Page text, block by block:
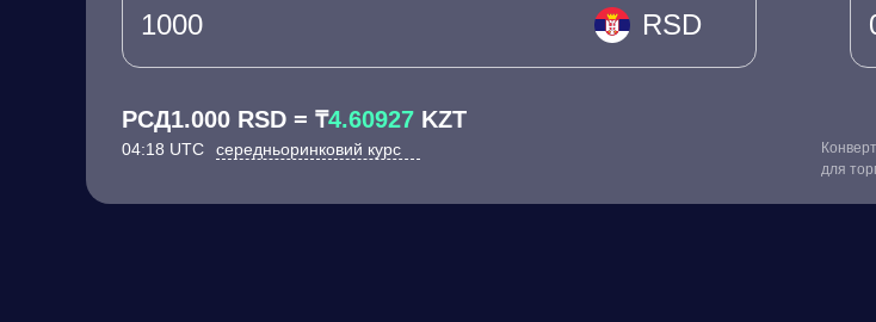
RSD
РСД1.000 RSD = ₸4.60927 KZT
04:18 UTC середньоринковий курс
для